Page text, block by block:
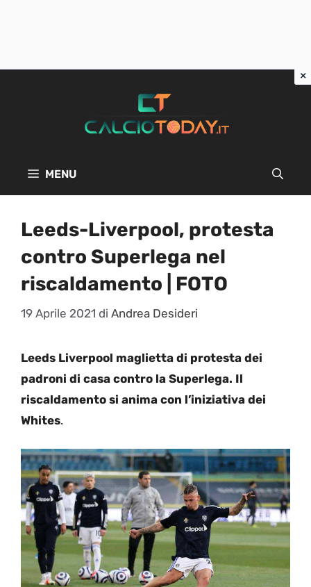
MENU
Leeds-Liverpool, protesta
contro Superlega nel
riscaldamento | FOTO
19 Aprile 2021 di Andrea Desideri
Leeds Liverpool maglietta di protesta dei
padroni di casa contro la Superlega. Il
riscaldamento si anima con l’iniziativa dei
Whites.